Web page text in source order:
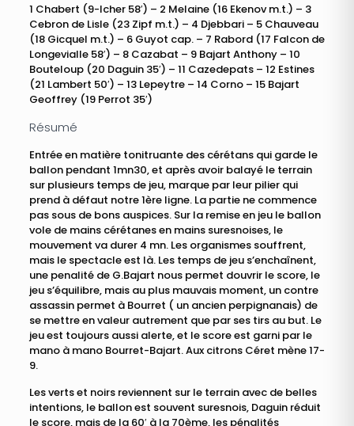
1 Chabert (9-Icher 58′) – 2 Melaine (16 Ekenov m.t.) – 3
Cebron de Lisle (23 Zipf m.t.) – 4 Djebbari – 5 Chauveau
(18 Gicquel m.t.) – 6 Guyot cap. – 7 Rabord (17 Falcon de
Longevialle 58′) – 8 Cazabat – 9 Bajart Anthony – 10
Bouteloup (20 Daguin 35′) – 11 Cazedepats – 12 Estines
(21 Lambert 50′) – 13 Lepeytre – 14 Corno – 15 Bajart
Geoffrey (19 Perrot 35′)
Résumé
Entrée en matière tonitruante des cérétans qui garde le
ballon pendant 1mn30, et après avoir balayé le terrain
sur plusieurs temps de jeu, marque par leur pilier qui
prend à défaut notre 1ère ligne. La partie ne commence
pas sous de bons auspices. Sur la remise en jeu le ballon
vole de mains cérétanes en mains suresnoises, le
mouvement va durer 4 mn. Les organismes souffrent,
mais le spectacle est là. Les temps de jeu s’enchaînent,
une penalité de G.Bajart nous permet douvrir le score, le
jeu s’équilibre, mais au plus mauvais moment, un contre
assassin permet à Bourret ( un ancien perpignanais) de
se mettre en valeur autrement que par ses tirs au but. Le
jeu est toujours aussi alerte, et le score est garni par le
mano à mano Bourret-Bajart. Aux citrons Céret mène 17-
9.
Les verts et noirs reviennent sur le terrain avec de belles
intentions, le ballon est souvent suresnois, Daguin réduit
le score, mais de la 60′ à la 70ème, les pénalités